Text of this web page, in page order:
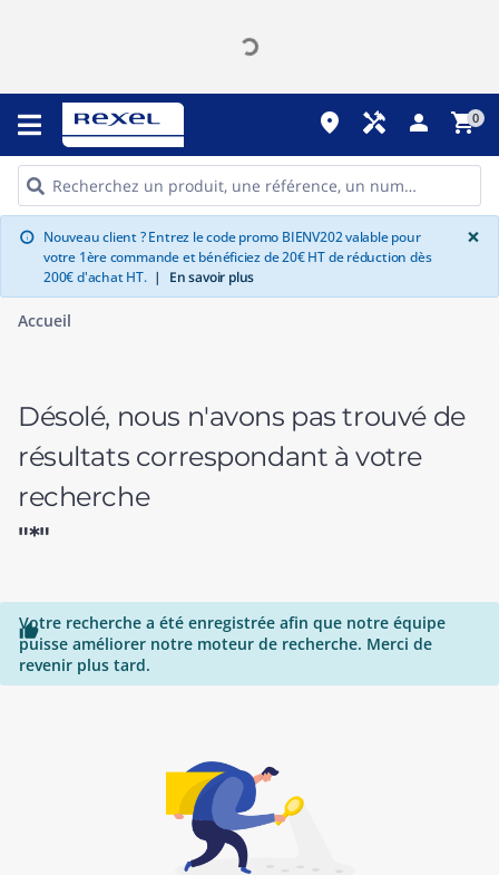
place handyman person shopping_cart0
info Nouveau client ? Entrez le code promo BIENV202 valable pour
votre 1ère commande et bénéficiez de 20€ HT de réduction dès
200€ d'achat HT. | En savoir plus
×
Accueil
Désolé, nous n'avons pas trouvé de
résultats correspondant à votre
recherche
"*"

Votre recherche a été enregistrée afin que notre équipe
puisse améliorer notre moteur de recherche. Merci de
revenir plus tard.